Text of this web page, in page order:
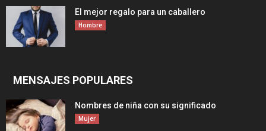
El mejor regalo para un caballero
Hombre
MENSAJES POPULARES
Nombres de niña con su significado
Mujer